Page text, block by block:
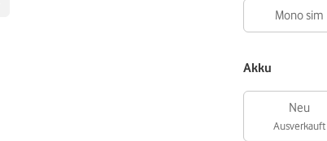
Mono sim
Akku
Neu
Ausverkauft